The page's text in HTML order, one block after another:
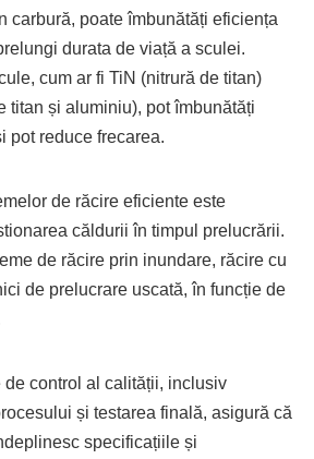
carbură, poate îmbunătăți eficiența
durata de viață a sculei.
cum ar fi TiN (nitrură de titan)
titan și aluminiu), pot îmbunătăți
pot reduce frecarea.
de răcire eficiente este
căldurii în timpul prelucrării.
de răcire prin inundare, răcire cu
de prelucrare uscată, în funcție de
de control al calității, inclusiv
și testarea finală, asigură că
specificațiile și